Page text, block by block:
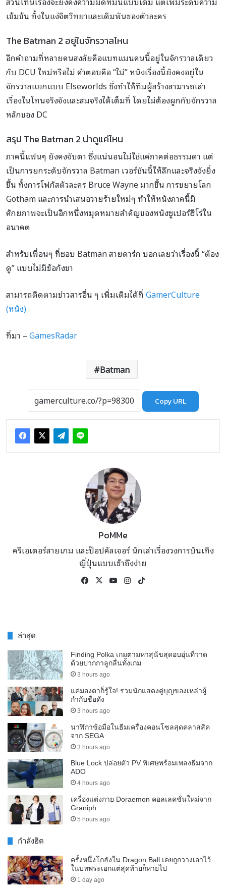
เข้มข้น ทั้งในแง่จิตวิทยาและเดิมพันของตัวละคร
The Batman 2 อยู่ในจักรวาลไหน
อีกคำถามที่หลายคนสงสัยคือแบทแมนคนนี้อยู่ในจักรวาลเดียว
กับ DCU ใหม่หรือไม่ คำตอบคือ “ไม่” หนังเรื่องนี้ยังคงอยู่ใน
จักรวาลแยกแบบ Elseworlds ซึ่งทำให้ทีมผู้สร้างสามารถเล่า
เรื่องในโทนจริงจังและสมจริงได้เต็มที่ โดยไม่ต้องผูกกับจักรวาล
หลักของ DC
สรุป The Batman 2 น่าดูแค่ไหน
ภาคนี้แฟนๆ ยังคงจับตา ซึ่งแน่นอนไม่ใช่แค่ภาคต่อธรรมดา แต่
เป็นการยกระดับจักรวาล Batman เวอร์ชันนี้ให้ลึกและจริงจังยิ่ง
ขึ้น ทั้งการโฟกัสตัวละคร Bruce Wayne มากขึ้น การขยายโลก
Gotham และการนำเสนอวายร้ายใหม่ๆ ทำให้หนังภาคนี้มี
ศักยภาพจะเป็นอีกหนึ่งหมุดหมายสำคัญของหนังซูเปอร์ฮีโร่ใน
อนาคต
สำหรับเพื่อนๆ ที่ชอบ Batman สายดาร์ก บอกเลยว่าเรื่องนี้ “ต้อง
ดู” แบบไม่มีข้อกังขา
สามารถติดตามข่าวสารอื่น ๆ เพิ่มเติมได้ที่GamerCulture
(หนัง)
ที่มา –GamesRadar
Batman
Copy URL
PoMMe
ครีเอเตอร์สายเกม และป๊อปคัลเจอร์ นักเล่าเรื่องวงการบันเทิง
ญี่ปุ่นแบบเข้าถึงง่าย
Facebook
X YouTubeInstagram
ล่าสุด
Finding Polka เกมตามหาสุนัขสุดอบอุ่นที่วาด
ด้วยปากกาลูกลื่นทั้งเกม
3 hours ago
แค่มองตาก็รู้ใจ! รวมนักแสดงคู่บุญของเหล่าผู้
กำกับชื่อดัง
3 hours ago
นาฬิกาข้อมือในธีมเครื่องคอนโซลสุดคลาสสิค
จาก SEGA
3 hours ago
Blue Lock ปล่อยตัว PV พิเศษพร้อมเพลงธีมจาก
ADO
4 hours ago
เครื่องแต่งกาย Doraemon คอลเลคชั่นใหม่จาก
Graniph
5 hours ago
กำลังฮิต
ครั้งหนึ่งโกฮังใน Dragon Ball เคยถูกวางเอาไว้
ในบทพระเอกแต่สุดท้ายก็หายไป
1 day ago